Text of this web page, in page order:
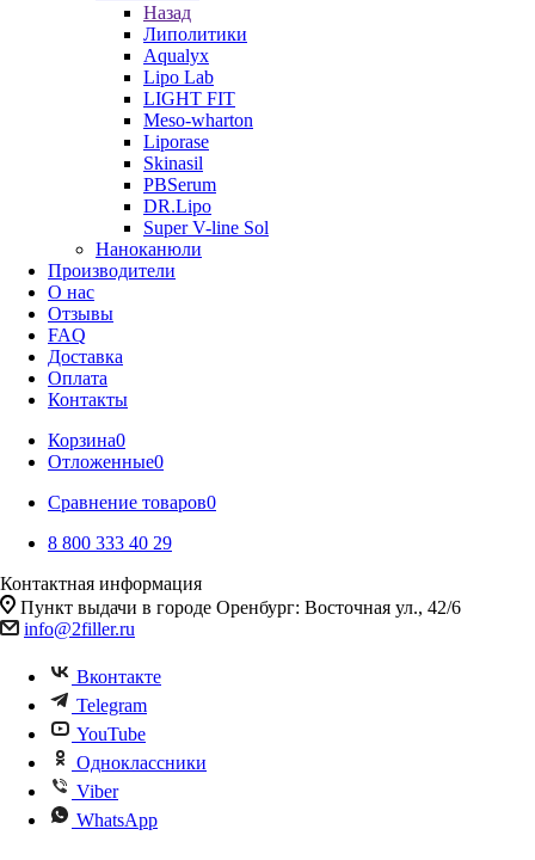
Назад
Липолитики
Aqualyx
Lipo Lab
LIGHT FIT
Meso-wharton
Liporase
Skinasil
PBSerum
DR.Lipo
Super V-line Sol
Наноканюли
Производители
О нас
Отзывы
FAQ
Доставка
Оплата
Контакты
Корзина0
Отложенные0
Сравнение товаров0
8 800 333 40 29
Контактная информация
Пункт выдачи в городе Оренбург: Восточная ул., 42/6
info@2filler.ru
Вконтакте
Telegram
YouTube
Одноклассники
Viber
WhatsApp